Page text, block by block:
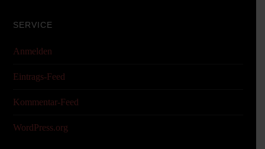
SERVICE
Anmelden
Eintrags-Feed
Kommentar-Feed
WordPress.org